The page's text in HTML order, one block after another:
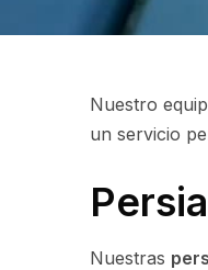
Nuestro
un servicio
Nuestras